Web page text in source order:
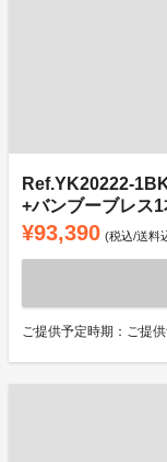
Ref.YK20222-
+バンブーブレス
¥93,390 (税込/送料
ご提供予定時期：ご提